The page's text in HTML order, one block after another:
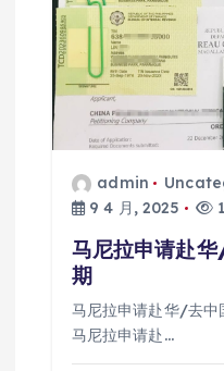
admin
9 4 月, 2025
马尼拉申请赴
期
马尼拉申请赴华/去中
马尼拉申请赴…